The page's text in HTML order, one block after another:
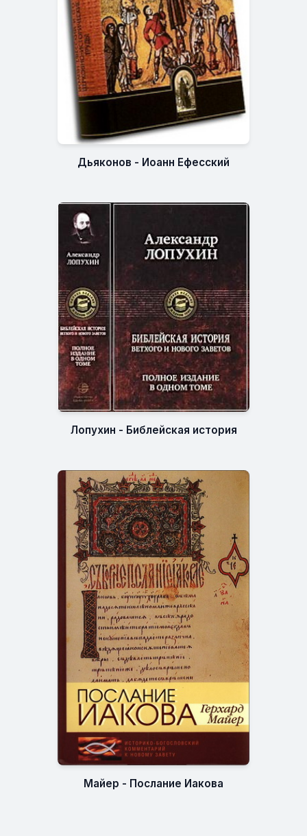
Дьяконов - Иоанн Ефесский
Лопухин - Библейская история
Майер - Послание Иакова